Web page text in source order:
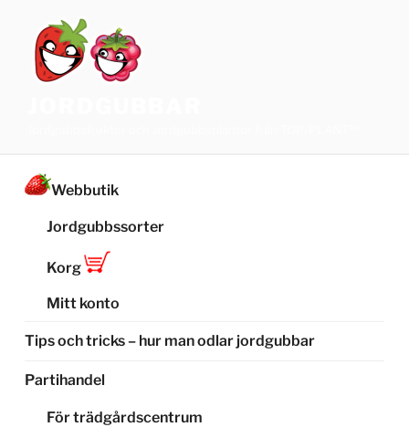
innehåll
Webbutik
Jordgubbssorter
Korg
Mitt konto
Tips och tricks – hur man odlar jordgubbar
Partihandel
För trädgårdscentrum